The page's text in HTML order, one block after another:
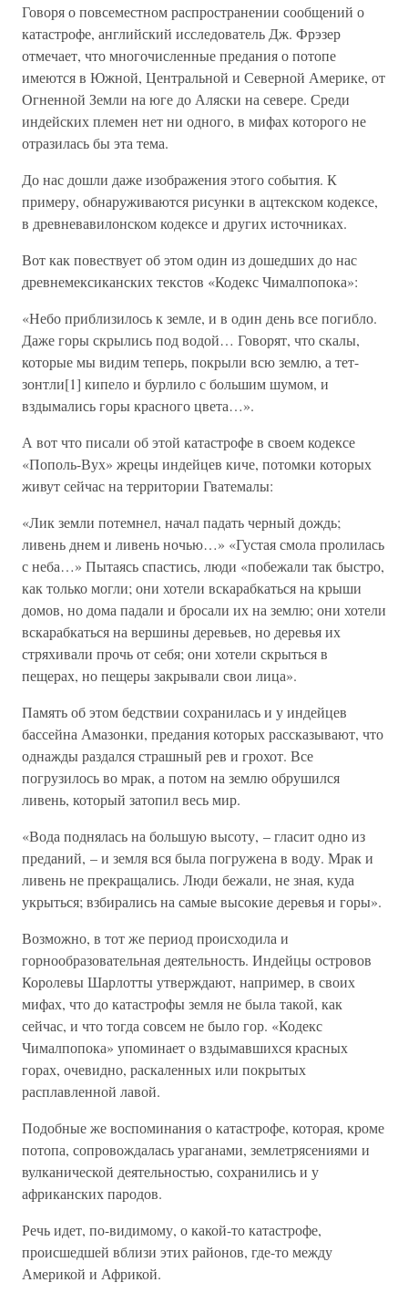
Говоря о повсеместном распространении сообщений о
катастрофе, английский исследователь Дж. Фрэзер
отмечает, что многочисленные предания о потопе
имеются в Южной, Центральной и Северной Америке, от
Огненной Земли на юге до Аляски на севере. Среди
индейских племен нет ни одного, в мифах которого не
отразилась бы эта тема.
До нас дошли даже изображения этого события. К
примеру, обнаруживаются рисунки в ацтекском кодексе,
в древневавилонском кодексе и других источниках.
Вот как повествует об этом один из дошедших до нас
древнемексиканских текстов «Кодекс Чималпопока»:
«Небо приблизилось к земле, и в один день все погибло.
Даже горы скрылись под водой… Говорят, что скалы,
которые мы видим теперь, покрыли всю землю, а тет-
зонтли[1] кипело и бурлило с большим шумом, и
вздымались горы красного цвета…».
А вот что писали об этой катастрофе в своем кодексе
«Пополь-Вух» жрецы индейцев киче, потомки которых
живут сейчас на территории Гватемалы:
«Лик земли потемнел, начал падать черный дождь;
ливень днем и ливень ночью…» «Густая смола пролилась
с неба…» Пытаясь спастись, люди «побежали так быстро,
как только могли; они хотели вскарабкаться на крыши
домов, но дома падали и бросали их на землю; они хотели
вскарабкаться на вершины деревьев, но деревья их
стряхивали прочь от себя; они хотели скрыться в
пещерах, но пещеры закрывали свои лица».
Память об этом бедствии сохранилась и у индейцев
бассейна Амазонки, предания которых рассказывают, что
однажды раздался страшный рев и грохот. Все
погрузилось во мрак, а потом на землю обрушился
ливень, который затопил весь мир.
«Вода поднялась на большую высоту, – гласит одно из
преданий, – и земля вся была погружена в воду. Мрак и
ливень не прекращались. Люди бежали, не зная, куда
укрыться; взбирались на самые высокие деревья и горы».
Возможно, в тот же период происходила и
горнообразовательная деятельность. Индейцы островов
Королевы Шарлотты утверждают, например, в своих
мифах, что до катастрофы земля не была такой, как
сейчас, и что тогда совсем не было гор. «Кодекс
Чималпопока» упоминает о вздымавшихся красных
горах, очевидно, раскаленных или покрытых
расплавленной лавой.
Подобные же воспоминания о катастрофе, которая, кроме
потопа, сопровождалась ураганами, землетрясениями и
вулканической деятельностью, сохранились и у
африканских пародов.
Речь идет, по-видимому, о какой-то катастрофе,
происшедшей вблизи этих районов, где-то между
Америкой и Африкой.